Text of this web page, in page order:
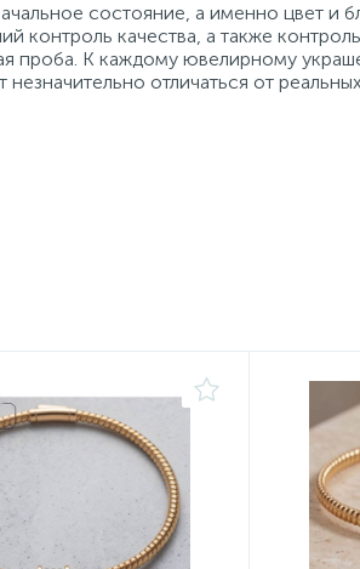
состояние, а именно цвет и
контроль качества, а также
проба. К каждому ювелирному
отличаться от